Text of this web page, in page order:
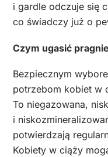
i gardle odczuje się
co świadczy już o
Czym ugasić
Bezpiecznym
potrzebom kobiet w
To niegazowana,
i
potwierdzają
Kobiety w ciąży